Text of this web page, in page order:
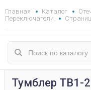
Главная Каталог
Переключатели
Тумблер ТВ1-